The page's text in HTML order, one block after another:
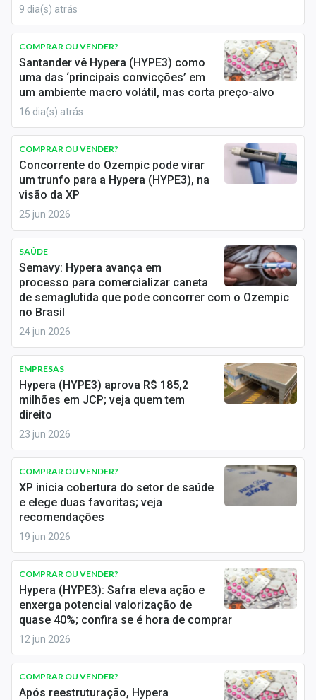
Comprar ou vender?
Carteiras Recomendadas
Central de Dividendos
Central de Fundos Imobiliários
Central dos IPOs
Renda Fixa
Finanças Pessoais
Economia
Empresas
Brasil
Política
Colunas
Especiais
Internacional
Marketing
Tecnologia
Sobre
Expediente
Contato
9 dia(s) atrás
COMPRAR OU VENDER?
Santander vê Hypera (HYPE3) como
uma das ‘principais convicções’ em
um ambiente macro volátil, mas corta preço-alvo
16 dia(s) atrás
COMPRAR OU VENDER?
Concorrente do Ozempic pode virar
um trunfo para a Hypera (HYPE3), na
visão da XP
25 jun 2026
SAÚDE
Semavy: Hypera avança em
processo para comercializar caneta
de semaglutida que pode concorrer com o Ozempic
no Brasil
24 jun 2026
EMPRESAS
Hypera (HYPE3) aprova R$ 185,2
milhões em JCP; veja quem tem
direito
23 jun 2026
COMPRAR OU VENDER?
XP inicia cobertura do setor de saúde
e elege duas favoritas; veja
recomendações
19 jun 2026
COMPRAR OU VENDER?
Hypera (HYPE3): Safra eleva ação e
enxerga potencial valorização de
quase 40%; confira se é hora de comprar
12 jun 2026
COMPRAR OU VENDER?
Após reestruturação, Hypera